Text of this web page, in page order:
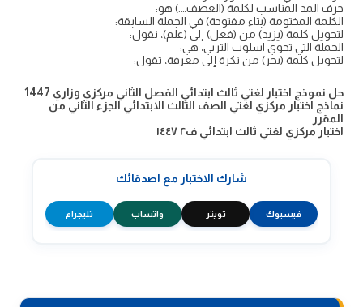
حرف المد المناسب لكلمة (العصف….) هو:
الكلمة المختومة (بتاء مفتوحة) في الجملة السابقة:
لتحويل كلمة (يزيد) من (فعل) إلى (علم)، نقول:
الجملة التي تحوي اسلوب التربي، هي:
لتحويل كلمة (بحر) من نكرة إلى معرفة، تقول:
حل نموذج اختبار لغتي ثالث ابتدائي الفصل الثاني مركزي وزاري 1447
نماذج اختبار مركزي لغتي الصف الثالث الابتدائي الجزء الثاني من
المقرر
اختبار مركزي لغتي ثالث ابتدائي ف٢ ١٤٤٧
شارك الاختبار مع اصدقائك
فيسبوك تويتر واتساب تليجرام